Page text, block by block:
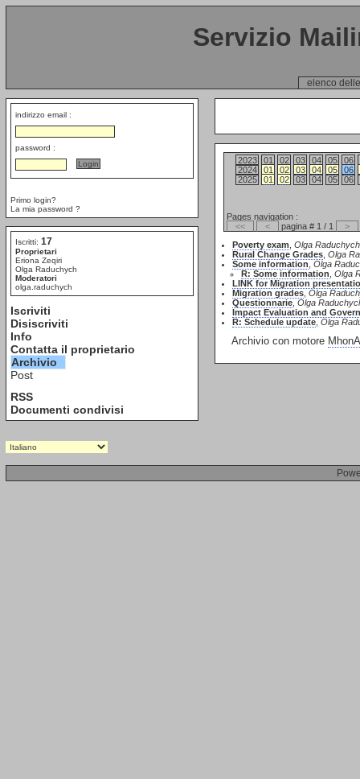
Servizio
elenco
indirizzo email :
password :
Primo login?
La mia password ?
Iscritti: 17
Proprietari
Eriona Zeqiri
Olga Raduchych
Moderatori
olga.raduchych
Iscriviti
Disiscriviti
Info
Contatta il proprietario
Archivio
Post
RSS
Documenti condivisi
2023 01 02 03 04 05
06
2024
01 02 03 04 05
06
2025
01 02 03 04 05 06
Pages navigation :
<<
< pagina # 1 / 1
>
Poverty exam Olga Raduchych
Rural Change Grades Olga
Some information Olga
R: Some information Olga
LINK for Migration
Migration grades Olga
Questionnarie Olga
Impact Evaluation and
R: Schedule update Olga
Archivio con motore